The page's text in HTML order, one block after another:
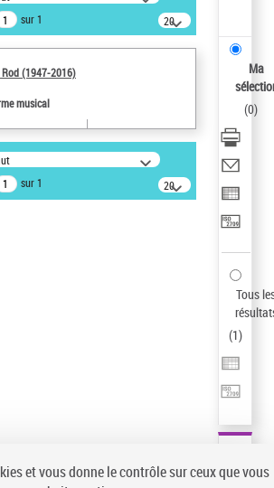
dans les
:
(1947-2016)
d'autorité
sur 1
20
résultats/page
Rod (1947-2016)
musical
sur 1
20
résultats/page
Ma
(0)
Tous
(1)
et vous donne le contrôle sur ceux que vous